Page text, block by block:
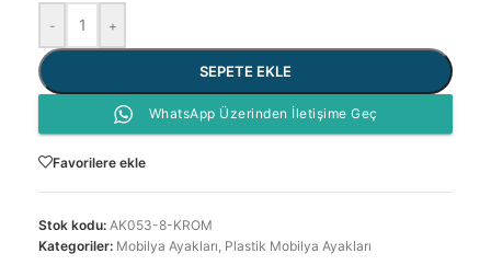
- +
SEPETE EKLE
WhatsApp Üzerinden İletişime Geç
Favorilere ekle
Stok kodu: AK053-8-KROM
Kategoriler: Mobilya Ayakları, Plastik Mobilya Ayakları